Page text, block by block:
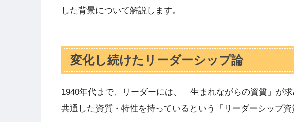
した背景について解説します。
変化し続けたリーダーシップ論
1940年代まで、リーダーには、「生まれながらの資質」が
共通した資質・特性を持っているという「リーダーシップ資